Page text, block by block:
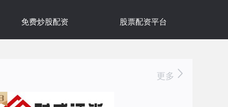
免费炒股配资 股票配资平台
更多